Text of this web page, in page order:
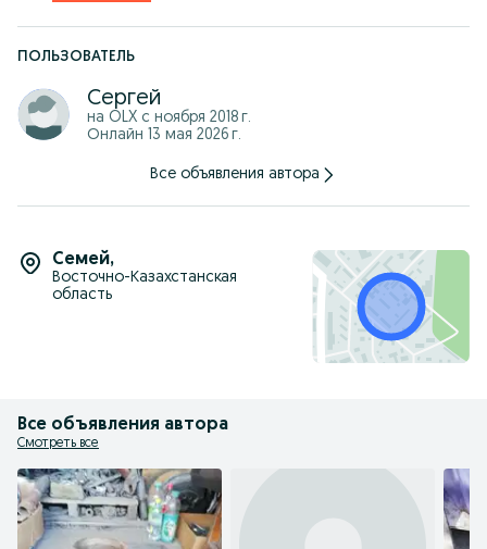
ПОЛЬЗОВАТЕЛЬ
Сергей
на OLX с ноября 2018 г.
Онлайн 13 мая 2026 г.
Все объявления автора
Семей,
Восточно-Казахстанская
область
Все объявления автора
Смотреть все